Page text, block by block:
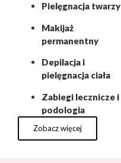
Pielęgnacja twarzy
Makijaż
permanentny
Depilacja i
pielęgnacja ciała
Zabiegi lecznicze i
podologia
Zobacz więcej